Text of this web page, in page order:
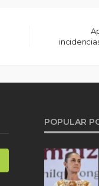
POPULAR